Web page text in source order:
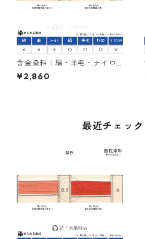
含金染料｜絹・羊毛・ナイロ
ンを染める｜100g｜ラニール
エローRRN（赤みの黄色）
¥2,860
最近チェッ